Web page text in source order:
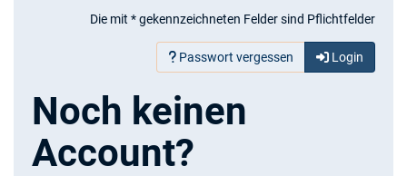
Die mit * gekennzeichneten Felder sind Pflichtfelder
Passwort vergessen Login
Noch keinen
Account?